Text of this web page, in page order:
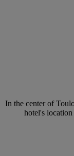
In the center of
hotel's